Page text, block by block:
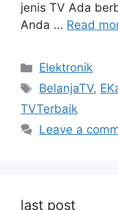
jenis TV Ada
Anda … Read
Categories
Elektronik
Tags
BelanjaTV,
TVTerbaik
Leave a
last post